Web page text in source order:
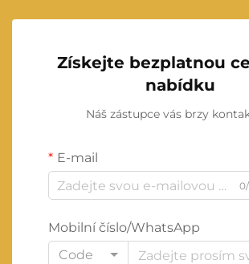
Získejte bezplatnou
nabídku
Náš zástupce vás brzy
E-mail
Mobilní číslo/WhatsApp
Code